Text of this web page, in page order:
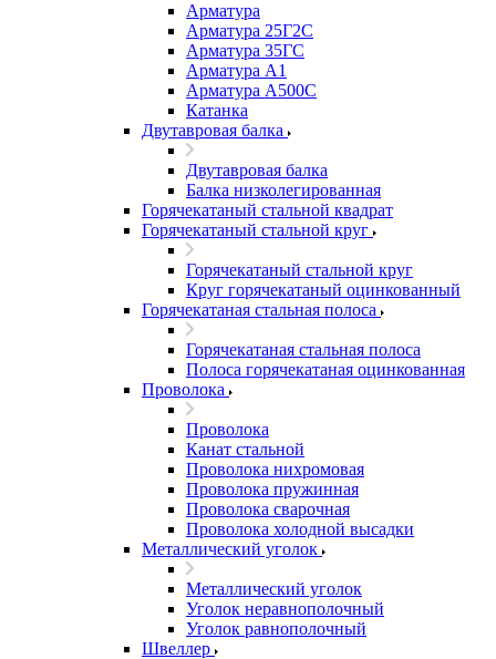
Арматура
Арматура 25Г2С
Арматура 35ГС
Арматура А1
Арматура А500С
Катанка
Двутавровая балка
Двутавровая балка
Балка низколегированная
Горячекатаный стальной квадрат
Горячекатаный стальной круг
Горячекатаный стальной круг
Круг горячекатаный оцинкованный
Горячекатаная стальная полоса
Горячекатаная стальная полоса
Полоса горячекатаная оцинкованная
Проволока
Проволока
Канат стальной
Проволока нихромовая
Проволока пружинная
Проволока сварочная
Проволока холодной высадки
Металлический уголок
Металлический уголок
Уголок неравнополочный
Уголок равнополочный
Швеллер